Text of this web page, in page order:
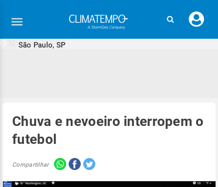
seu
São Paulo, SP
Chuva e nevoeiro interropem o
futebol
Compartilhar